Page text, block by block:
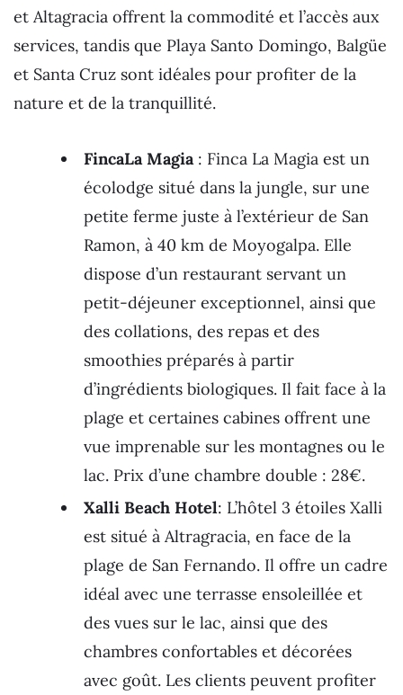
et Altagracia offrent la commodité et l’accès aux
services, tandis que Playa Santo Domingo, Balgüe
et Santa Cruz sont idéales pour profiter de la
nature et de la tranquillité.
FincaLa Magia: Finca La Magia est un
écolodge situé dans la jungle, sur une
petite ferme juste à l’extérieur de San
Ramon, à 40 km de Moyogalpa. Elle
dispose d’un restaurant servant un
petit-déjeuner exceptionnel, ainsi que
des collations, des repas et des
smoothies préparés à partir
d’ingrédients biologiques. Il fait face à la
plage et certaines cabines offrent une
vue imprenable sur les montagnes ou le
lac. Prix d’une chambre double : 28€.
Xalli Beach Hotel: L’hôtel 3 étoiles Xalli
est situé à Altragracia, en face de la
plage de San Fernando. Il offre un cadre
idéal avec une terrasse ensoleillée et
des vues sur le lac, ainsi que des
chambres confortables et décorées
avec goût. Les clients peuvent profiter